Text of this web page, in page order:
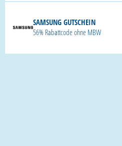
SAMSUNG GUTSCHEIN
56% Rabattcode ohne MBW